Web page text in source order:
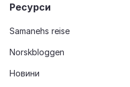
Ресурси
Samanehs reise
Norskbloggen
Новини